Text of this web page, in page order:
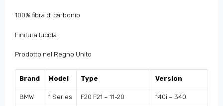
100% fibra di carbonio
Finitura lucida
Prodotto nel Regno Unito
Brand Model Type Version
BMW 1 Series F20 F21 – 11-20 140i – 340